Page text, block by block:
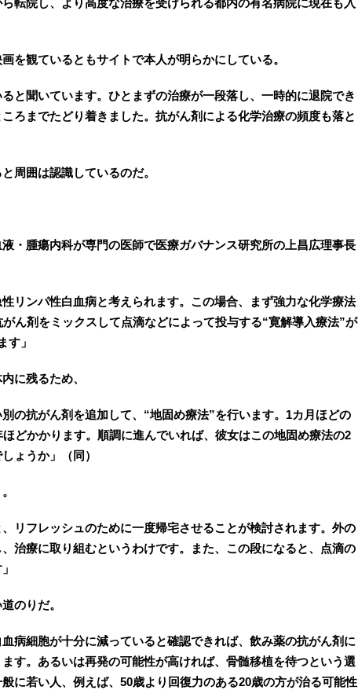
ら転院し、より高度な治療を受けられる都内の有名病院に現在も入
を観ているともサイトで本人が明らかにしている。
ると聞いています。ひとまずの治療が一段落し、一時的に退院でき
ろまでたどり着きました。抗がん剤による化学治療の頻度も落と
周囲は認識しているのだ。
・腫瘍内科が専門の医師で医療ガバナンス研究所の上昌広理事長
性リンパ性白血病と考えられます。この場合、まず強力な化学療法
ん剤をミックスして点滴などによって投与する“寛解導入療法”が
す」
に残るため、
別の抗がん剤を追加して、“地固め療法”を行います。1カ月ほどの
どかかります。順調に進んでいれば、彼女はこの地固め療法の2
ょうか」（同）
、リフレッシュのために一度帰宅させることが検討されます。外の
治療に取り組むというわけです。また、この段になると、点滴の
のりだ。
血病細胞が十分に減っていると確認できれば、飲み薬の抗がん剤に
す。あるいは再発の可能性が高ければ、骨髄移植を待つという選
に若い人、例えば、50歳より回復力のある20歳の方が治る可能性